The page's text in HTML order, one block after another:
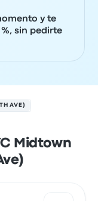
y te
sin pedirte
AVE)
Midtown